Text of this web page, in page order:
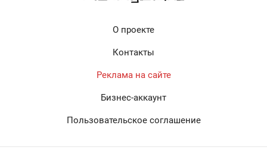
О проекте
Контакты
Реклама на сайте
Бизнес-аккаунт
Пользовательское соглашение